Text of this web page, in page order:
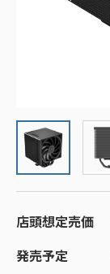
店頭想定売価
発売予定